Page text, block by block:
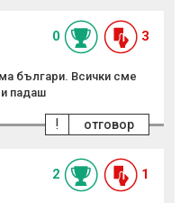
0 3
българи. Всички сме
падаш
отговор
!
2 1